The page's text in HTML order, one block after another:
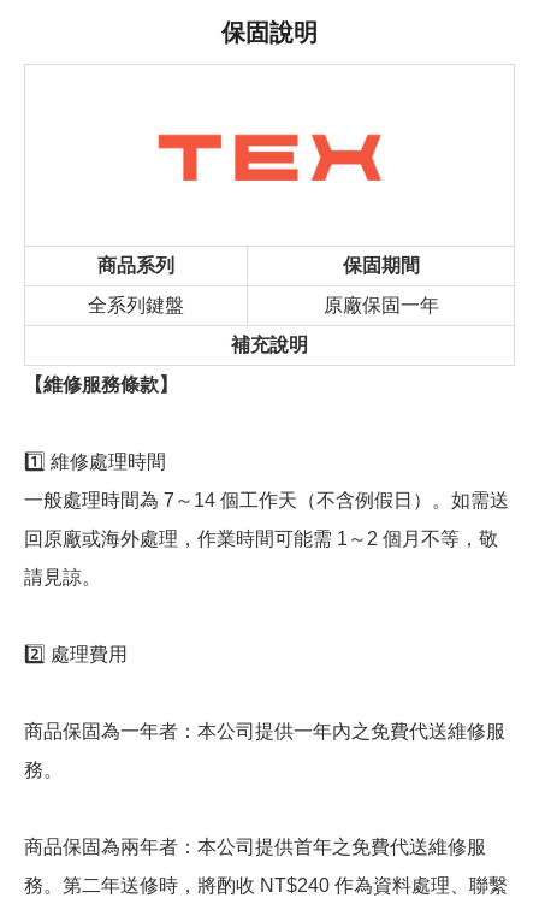
保固說明
商品系列
保固期間
全系列鍵盤
原廠保固一年
補充說明
【維修服務條款】
1️⃣ 維修處理時間
一般處理時間為 7～14 個工作天（不含例假日）。如需送
回原廠或海外處理，作業時間可能需 1～2 個月不等，敬
請見諒。
2️⃣ 處理費用
商品保固為一年者：本公司提供一年內之免費代送維修服
務。
商品保固為兩年者：本公司提供首年之免費代送維修服
務。第二年送修時，將酌收 NT$240 作為資料處理、聯繫